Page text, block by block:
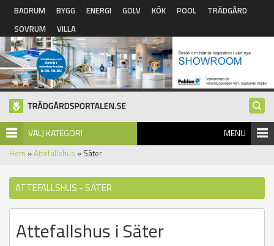
Hoppa till huvudinnehåll
BADRUM BYGG ENERGI GOLV KÖK POOL
TRÄDGÅRD
SOVRUM
VILLA
VÄLJ KATEGORI MENU
Hem »Attefallshus » Säter
ATTEFALLSHUS - SÄTER
Attefallshus i Säter